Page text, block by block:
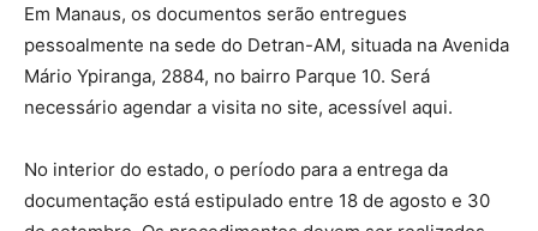
Em Manaus, os documentos serão entregues
pessoalmente na sede do Detran-AM, situada na Avenida
Mário Ypiranga, 2884, no bairro Parque 10. Será
necessário agendar a visita no site, acessível aqui.
No interior do estado, o período para a entrega da
documentação está estipulado entre 18 de agosto e 30